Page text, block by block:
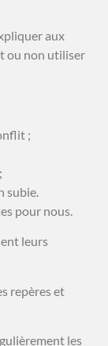
aux
ou non utiliser
;
subie.
pour nous.
leurs
repères et
les